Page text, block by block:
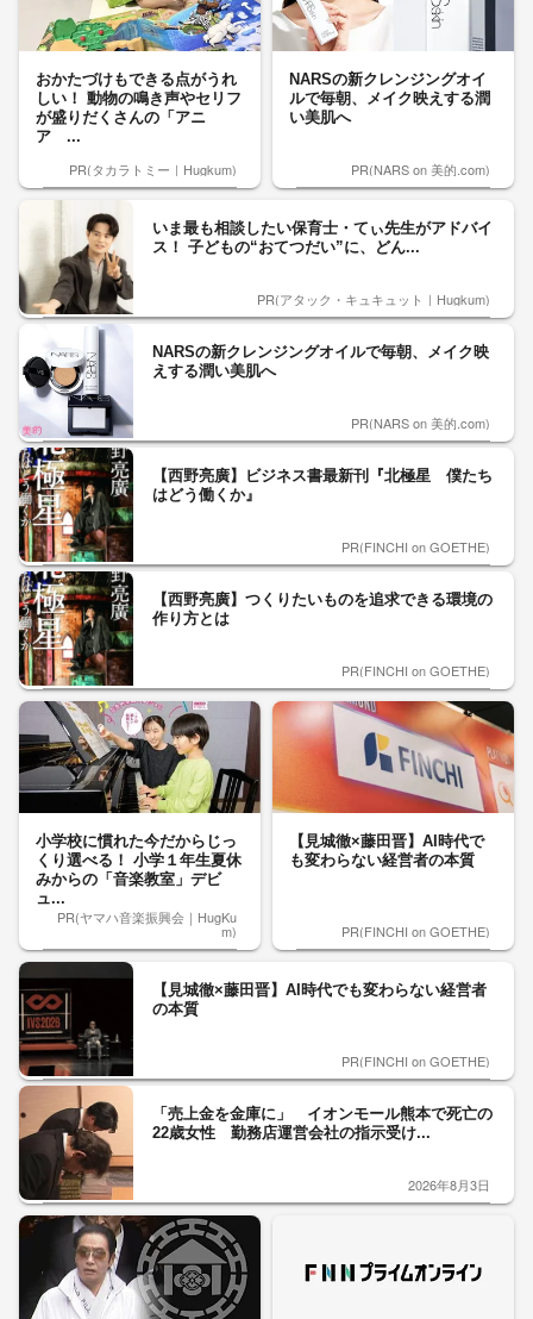
おかたづけもできる点がうれ
しい！ 動物の鳴き声やセリフ
が盛りだくさんの「アニ
ア ...
PR(タカラトミー｜Hugkum)
NARSの新クレンジングオイ
ルで毎朝、メイク映えする潤
い美肌へ
PR(NARS on 美的.com)
いま最も相談したい保育士・てぃ先生がアドバイ
ス！ 子どもの“おてつだい”に、どん...
PR(アタック・キュキュット｜Hugkum)
NARSの新クレンジングオイルで毎朝、メイク映
えする潤い美肌へ
PR(NARS on 美的.com)
【西野亮廣】ビジネス書最新刊『北極星 僕たち
はどう働くか』
PR(FINCHI on GOETHE)
【西野亮廣】つくりたいものを追求できる環境の
作り方とは
PR(FINCHI on GOETHE)
小学校に慣れた今だからじっ
くり選べる！ 小学１年生夏休
みからの「音楽教室」デビ
ュ...
PR(ヤマハ音楽振興会｜HugKu
m)
【見城徹×藤田晋】AI時代で
も変わらない経営者の本質
PR(FINCHI on GOETHE)
【見城徹×藤田晋】AI時代でも変わらない経営者
の本質
PR(FINCHI on GOETHE)
「売上金を金庫に」 イオンモール熊本で死亡の
22歳女性 勤務店運営会社の指示受け...
2026年8月3日